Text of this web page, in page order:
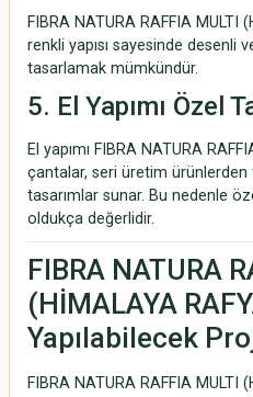
FIBRA NATURA RAFFIA MULTI
renkli yapısı sayesinde
tasarlamak mümkündür.
5. El Yapımı Özel
El yapımı FIBRA NATURA
çantalar, seri üretim
tasarımlar sunar. Bu nedenle
oldukça değerlidir.
FIBRA NATURA
(HİMALAYA
Yapılabilecek
FIBRA NATURA RAFFIA MULTI